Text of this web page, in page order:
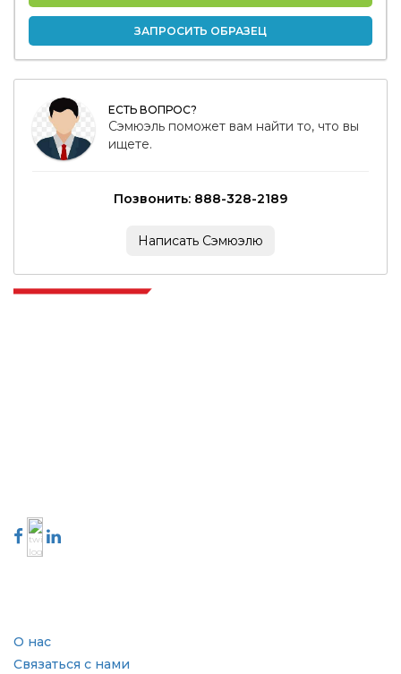
ЗАПРОСИТЬ ОБРАЗЕЦ
ЕСТЬ ВОПРОС?
Сэмюэль поможет вам найти то, что вы
ищете.
Позвонить: 888-328-2189
Написать Сэмюэлю
О нас
Связаться с нами